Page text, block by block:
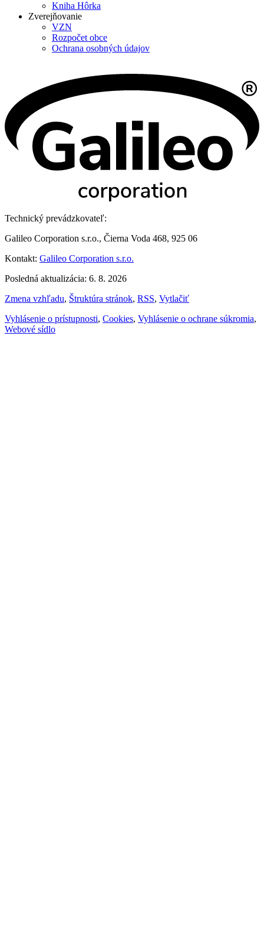
Kniha Hôrka
Zverejňovanie
VZN
Rozpočet obce
Ochrana osobných údajov
Technický prevádzkovateľ:
Galileo Corporation s.r.o., Čierna Voda 468, 925 06
Kontakt: Galileo Corporation s.r.o.
Posledná aktualizácia: 6. 8. 2026
Zmena vzhľadu, Štruktúra stránok, RSS, Vytlačiť
Vyhlásenie o prístupnosti, Cookies, Vyhlásenie o ochrane súkromia,
Webové sídlo